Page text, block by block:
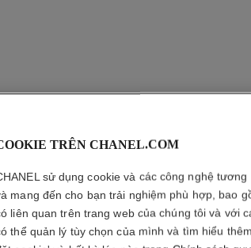
TRÊN CHANEL.COM
sử dụng cookie và các công nghệ
mang đến cho bạn trải nghiệm phù hợp, bao
liên quan trên trang web của chúng tôi và với
thể quản lý tùy chọn của mình và tìm hiểu